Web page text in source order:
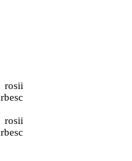
rosii
rosii